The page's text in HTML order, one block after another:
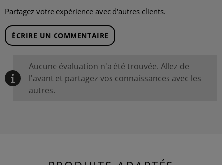
Partagez votre expérience avec d'autres clients.
ÉCRIRE UN COMMENTAIRE
Aucune évaluation n'a été trouvée. Allez de
l'avant et partagez vos connaissances avec les
autres.